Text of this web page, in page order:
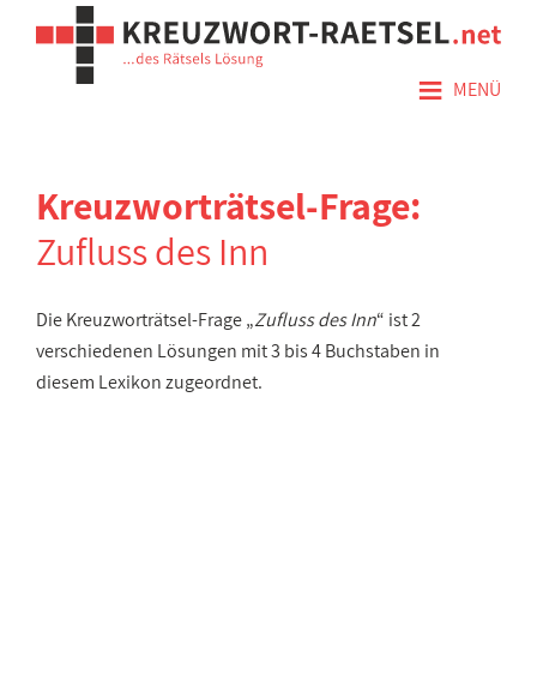
≡ MENÜ
Kreuzworträtsel-Frage:
Zufluss des Inn
Die Kreuzworträtsel-Frage „Zufluss des Inn“ ist 2
verschiedenen Lösungen mit 3 bis 4 Buchstaben in
diesem Lexikon zugeordnet.